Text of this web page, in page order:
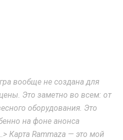
вообще не создана для
Это заметно во всем: от
оборудования. Это
на фоне анонса
Карта Rammaza — это мой